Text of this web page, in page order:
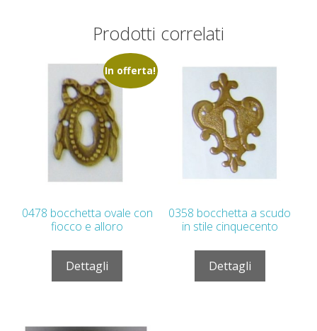
Prodotti correlati
In offerta!
0478 bocchetta ovale con
fiocco e alloro
Dettagli
0358 bocchetta a scudo
in stile cinquecento
Dettagli